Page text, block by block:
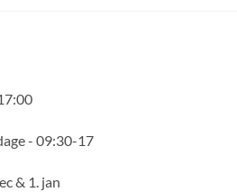
- 09:30-17
& 1. jan